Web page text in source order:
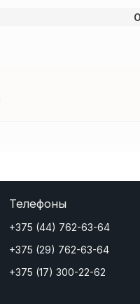
Телефоны
+375 (44) 762-63-64
+375 (29) 762-63-64
+375 (17) 300-22-62